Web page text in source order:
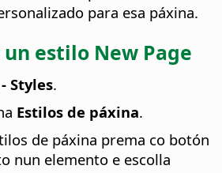
para esa páxina.
estilo New Page
Styles.
Estilos de páxina.
de páxina prema co botón
nun elemento e escolla